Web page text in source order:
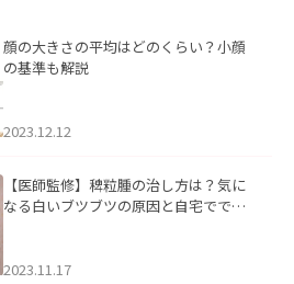
顔の大きさの平均はどのくらい？小顔
の基準も解説
2023.12.12
【医師監修】稗粒腫の治し方は？気に
なる白いブツブツの原因と自宅ででき
2023.11.17